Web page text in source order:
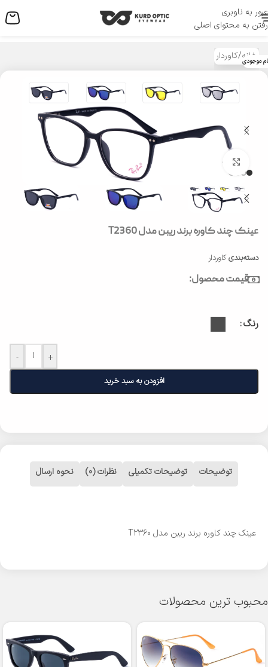
عبور به ناوبری
رفتن به محتوای اصلی
منو
خانه/کاوردار موجودی
بزرگنمایی تصویر
عینک چند کاوره برند ریبن مدل T2360
دسته‌بندی کاوردار
قیمت محصول:
رنگ
- +
افزودن به سبد خرید
توضیحات توضیحات تکمیلی نظرات (0) نحوه ارسال
عینک چند کاوره برند ریبن مدل T2360
محبوب ترین محصولات